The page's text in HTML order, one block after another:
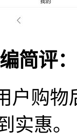
简评：
户购
实惠。